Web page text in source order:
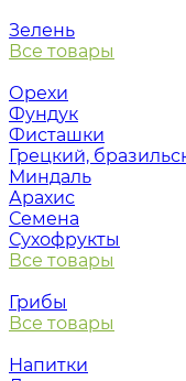
Зелень
Все товары
Орехи
Фундук
Фисташки
Грецкий,
Миндаль
Арахис
Семена
Сухофрукты
Все товары
Грибы
Все товары
Напитки